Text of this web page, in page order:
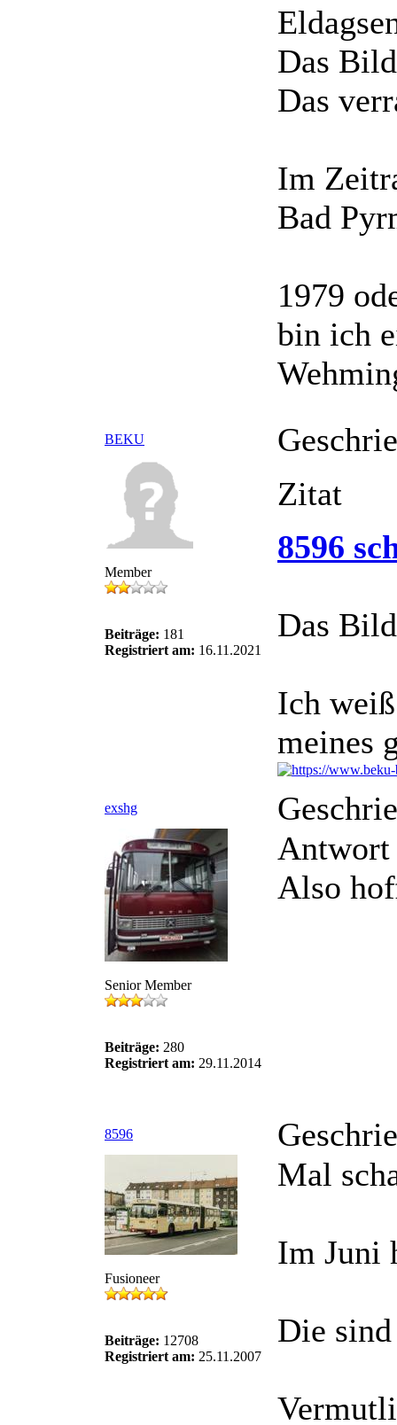
Das
Das
Im
Bad
1979
bin ich
BEKU
Member
Beiträge: 181
Registriert am: 16.11.2021
Zitat
8596
Das
Ich
meines
exshg
Senior Member
Beiträge: 280
Registriert am: 29.11.2014
Antwort
Also
8596
Fusioneer
Beiträge: 12708
Registriert am: 25.11.2007
Mal
Im Juni
Die